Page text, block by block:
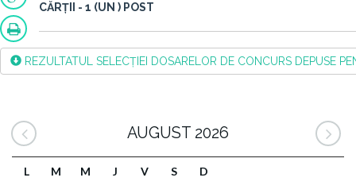
CĂRȚII - 1 (UN ) POST
REZULTATUL SELECȚIEI DOSARELOR DE CONCURS DEPUSE
AUGUST 2026
L M M J V S D